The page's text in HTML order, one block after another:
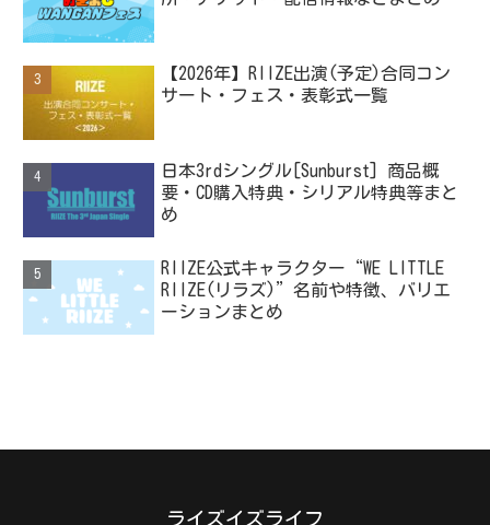
【2026年】RIIZE出演(予定)合同コン
サート・フェス・表彰式一覧
日本3rdシングル[Sunburst] 商品概
要・CD購入特典・シリアル特典等まと
め
RIIZE公式キャラクター“WE LITTLE
RIIZE(リラズ)”名前や特徴、バリエ
ーションまとめ
ライズイズライフ